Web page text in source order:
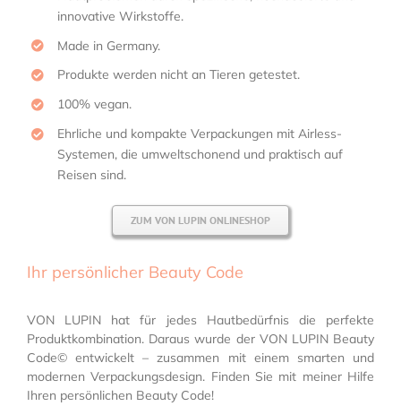
innovative Wirkstoffe.
Made in Germany.
Produkte werden nicht an Tieren getestet.
100% vegan.
Ehrliche und kompakte Verpackungen mit Airless-
Systemen, die umweltschonend und praktisch auf
Reisen sind.
ZUM VON LUPIN ONLINESHOP
Ihr persönlicher Beauty Code
VON LUPIN hat für jedes Hautbedürfnis die perfekte
Produktkombination. Daraus wurde der VON LUPIN Beauty
Code© entwickelt – zusammen mit einem smarten und
modernen Verpackungsdesign. Finden Sie mit meiner Hilfe
Ihren persönlichen Beauty Code!